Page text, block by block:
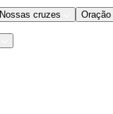
Nossas cruzes Oração